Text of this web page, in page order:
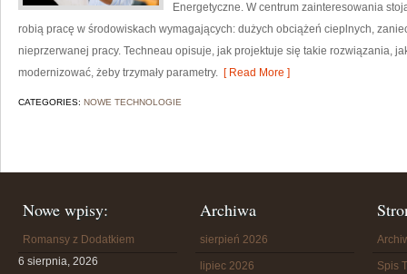
Energetyczne. W centrum zainteresowania
robią pracę w środowiskach wymagających: dużych obciążeń cieplnych,
nieprzerwanej pracy. Techneau opisuje, jak projektuje się takie rozwiązania,
modernizować, żeby trzymały parametry. [ Read More ]
CATEGORIES: NOWE TECHNOLOGIE
Nowe wpisy:
Romansy z Dodatkiem
6 sierpnia, 2026
Archiwa
sierpień 2026
lipiec 2026 Spis